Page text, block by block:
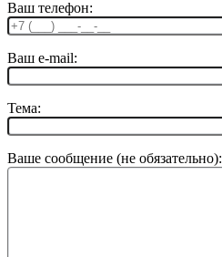
Ваш телефон:
Ваш e-mail:
Тема:
Ваше сообщение (не обязательно):